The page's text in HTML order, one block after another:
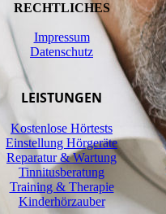
RECHTLICHES
Impressum
Datenschutz
LEISTUNGEN
Kostenlose Hörtests
Einstellung Hörgeräte
Reparatur & Wartung
Tinnitusberatung
Training & Therapie
Kinderhörzauber